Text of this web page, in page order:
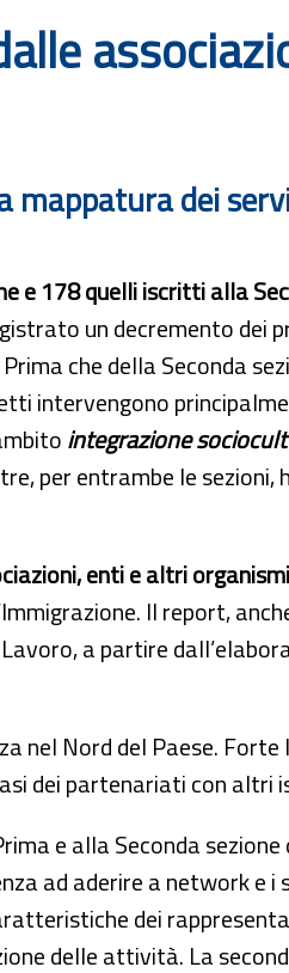
mappatura dei
e 178 quelli iscritti alla
un decremento
che della Seconda
intervengono
integrazione
per entrambe le
enti e altri
Il report,
a partire
Nord del Paese.
dei partenariati con altri
e alla Seconda
ad aderire a network
dei
delle attività. La